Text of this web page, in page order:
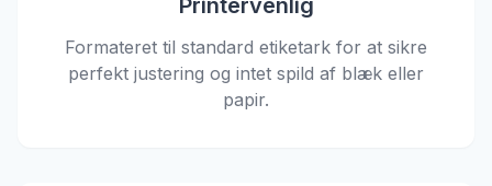
Printervenlig
Formateret til standard etiketark for at sikre
perfekt justering og intet spild af blæk eller
papir.